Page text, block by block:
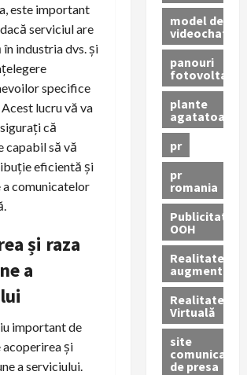
este important
serviciul are
industria dvs. și
specifice
lucru vă va
că
capabil să vă
eficientă și
a comunicatelor
și raza
a
important de
acoperirea și
a serviciului.
model de
videochat
panouri
fotovoltaice
plante
agatatoare
pr
pr
romania
Publicitate
OOH
Realitatea
augmentată
Realitatea
Virtuală
site
comunicate
de presa